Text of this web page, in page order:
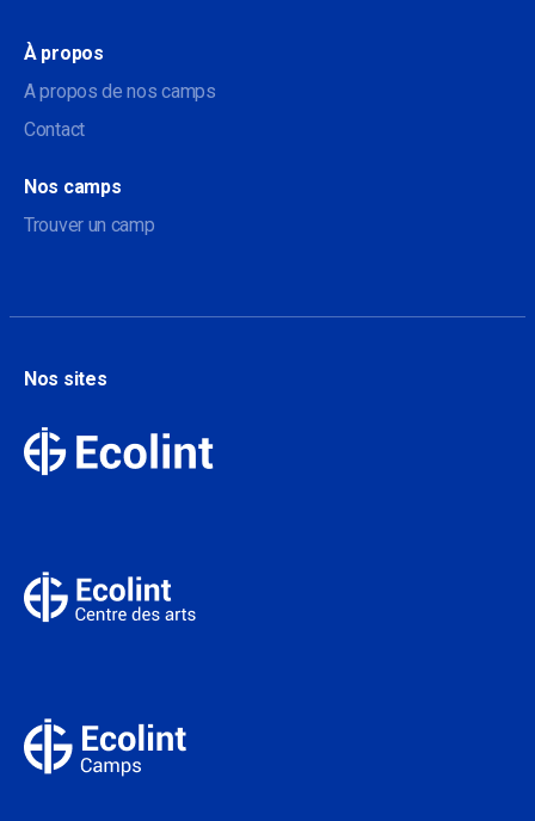
À propos
A propos de nos camps
Contact
Nos camps
Trouver un camp
Nos sites